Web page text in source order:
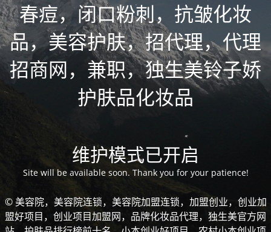
春痘，闭口粉刺，抗皱化妆
品，美容护肤，招代理，代理
招商网，兼职，独生美铃子娇
护肤品化妆品
维护模式已开启
Site will be available soon. Thank you for your patience!
© 美容院，美容院连锁，美容院加盟连锁，加盟创业，创业加
盟好项目，创业项目加盟网，品牌化妆品代理，独生美官方网